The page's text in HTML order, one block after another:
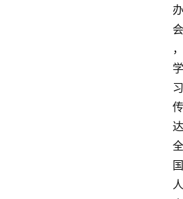
办
会
，
学
习
传
达
全
国
人